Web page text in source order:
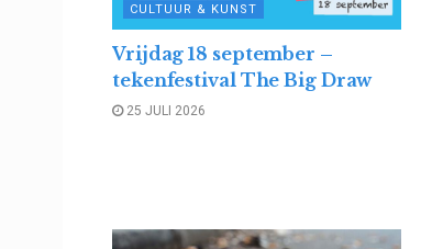
CULTUUR & KUNST
Vrijdag 18 september –
tekenfestival The Big Draw
25 JULI 2026